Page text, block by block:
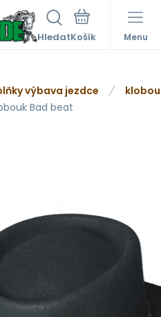
Hledat Menu
výbava jezdce
Bad beat